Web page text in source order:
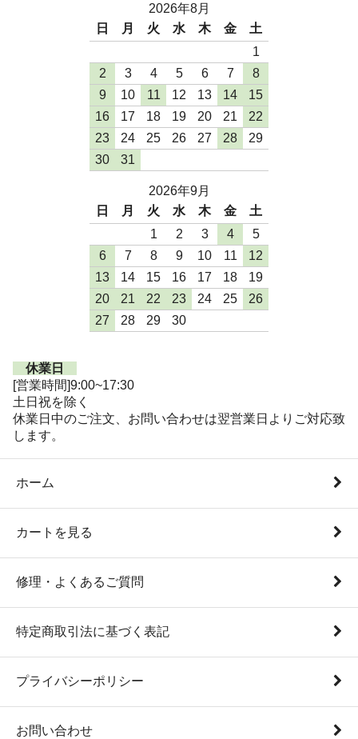
2026年8月
日
月 火 水 木 金
土
1
2
3 4 5 6 7
8
9
10 11 12 13 14
15
16
17 18 19 20 21
22
23
24 25 26 27 28
29
30
31
2026年9月
日
月 火 水 木 金
土
1
2 3 4
5
6
7 8 9 10 11
12
13
14 15 16 17 18
19
20
21 22 23 24 25
26
27
28 29 30
休業日
[営業時間]9:00~17:30
土日祝を除く
休業日中のご注文、お問い合わせは翌営業日よりご対応致
します。
ホーム
カートを見る
修理・よくあるご質問
特定商取引法に基づく表記
プライバシーポリシー
お問い合わせ